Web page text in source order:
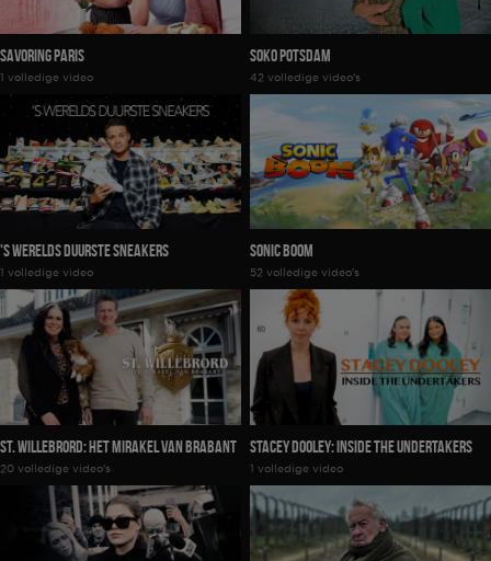
Savoring Paris
1 volledige video
SOKO Potsdam
42 volledige video's
's Werelds Duurste Sneakers
1 volledige video
Sonic Boom
52 volledige video's
St. Willebrord: Het Mirakel Van Brabant
20 volledige video's
Stacey Dooley: Inside The Undertakers
1 volledige video